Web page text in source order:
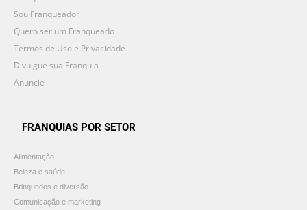
Sou Franqueador
Quero ser um Franqueado
Termos de Uso e Privacidade
Divulgue sua Franquia
Anuncie
FRANQUIAS POR SETOR
Alimentação
Beleza e saúde
Brinquedos e diversão
Comunicação e marketing